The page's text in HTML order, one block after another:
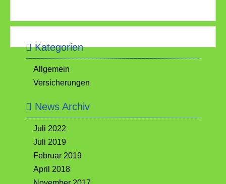
Kategorien
Allgemein
Versicherungen
News Archiv
Juli 2022
Juli 2019
Februar 2019
April 2018